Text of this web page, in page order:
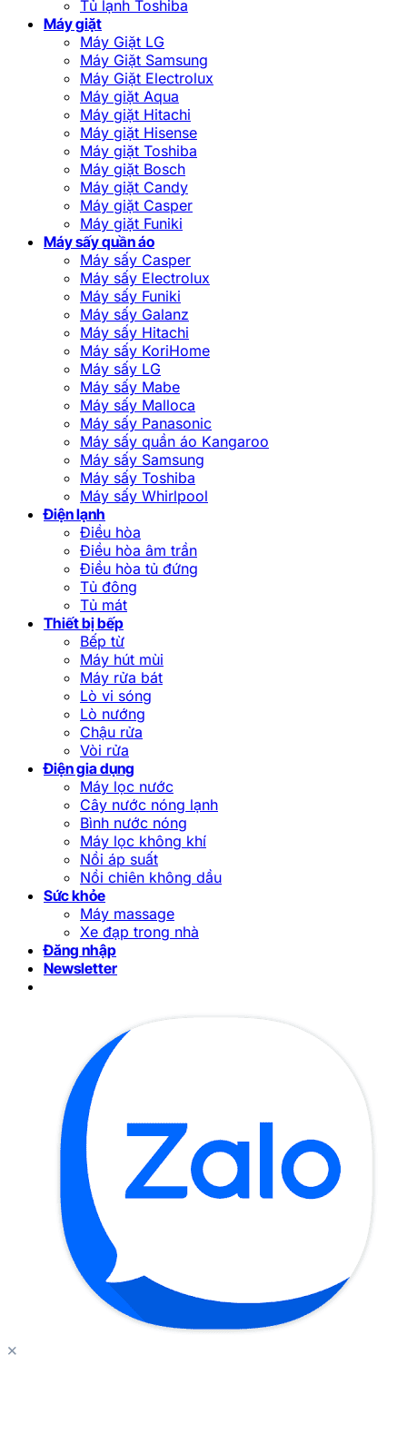
Tủ lạnh Toshiba
Máy giặt
Máy Giặt LG
Máy Giặt Samsung
Máy Giặt Electrolux
Máy giặt Aqua
Máy giặt Hitachi
Máy giặt Hisense
Máy giặt Toshiba
Máy giặt Bosch
Máy giặt Candy
Máy giặt Casper
Máy giặt Funiki
Máy sấy quần áo
Máy sấy Casper
Máy sấy Electrolux
Máy sấy Funiki
Máy sấy Galanz
Máy sấy Hitachi
Máy sấy KoriHome
Máy sấy LG
Máy sấy Mabe
Máy sấy Malloca
Máy sấy Panasonic
Máy sấy quần áo Kangaroo
Máy sấy Samsung
Máy sấy Toshiba
Máy sấy Whirlpool
Điện lạnh
Điều hòa
Điều hòa âm trần
Điều hòa tủ đứng
Tủ đông
Tủ mát
Thiết bị bếp
Bếp từ
Máy hút mùi
Máy rửa bát
Lò vi sóng
Lò nướng
Chậu rửa
Vòi rửa
Điện gia dụng
Máy lọc nước
Cây nước nóng lạnh
Bình nước nóng
Máy lọc không khí
Nồi áp suất
Nồi chiên không dầu
Sức khỏe
Máy massage
Xe đạp trong nhà
Đăng nhập
Newsletter